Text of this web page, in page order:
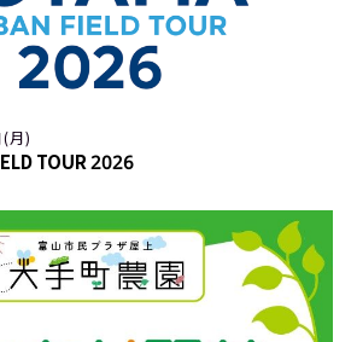
月)
TOUR 2026